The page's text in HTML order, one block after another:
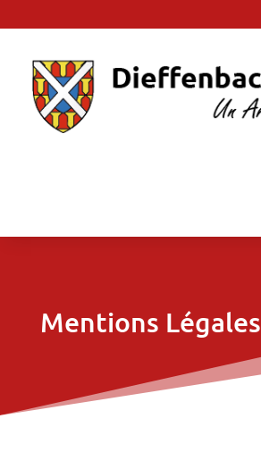
Mentions Légales